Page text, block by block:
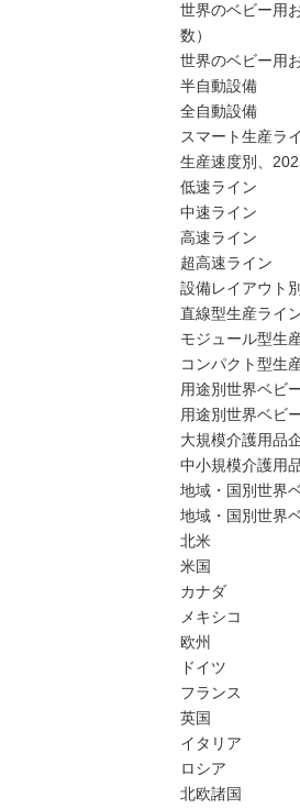
世界のベビー用
数）
世界のベビー用
半自動設備
全自動設備
スマート生産ラ
生産速度別、
低速ライン
中速ライン
高速ライン
超高速ライン
設備レイアウト
直線型生産ライ
モジュール型生
コンパクト型生
用途別世界ベビ
用途別世界ベビ
大規模介護用品
中小規模介護用
地域・国別世界
地域・国別世界
北米
米国
カナダ
メキシコ
欧州
ドイツ
フランス
英国
イタリア
ロシア
北欧諸国